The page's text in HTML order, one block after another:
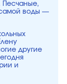
Песчаные,
воды —
другие
и